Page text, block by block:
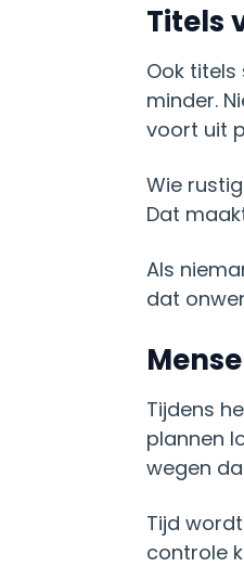
Titels
Ook titels
minder.
voort uit
Wie
Dat
Als
dat
Tijdens
plannen
wegen
Tijd
controle